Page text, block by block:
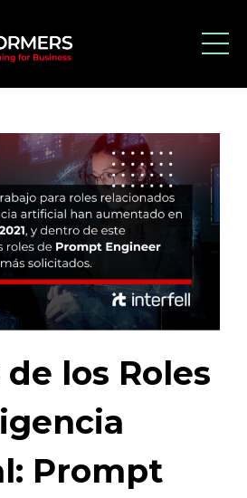
los Roles
Prompt